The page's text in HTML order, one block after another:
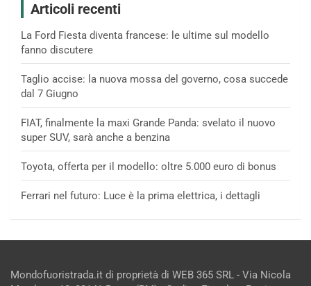
Articoli recenti
La Ford Fiesta diventa francese: le ultime sul modello
fanno discutere
Taglio accise: la nuova mossa del governo, cosa succede
dal 7 Giugno
FIAT, finalmente la maxi Grande Panda: svelato il nuovo
super SUV, sarà anche a benzina
Toyota, offerta per il modello: oltre 5.000 euro di bonus
Ferrari nel futuro: Luce è la prima elettrica, i dettagli
Mondofuoristrada.it di proprietà di WEB 365 SRL - Via Nicola